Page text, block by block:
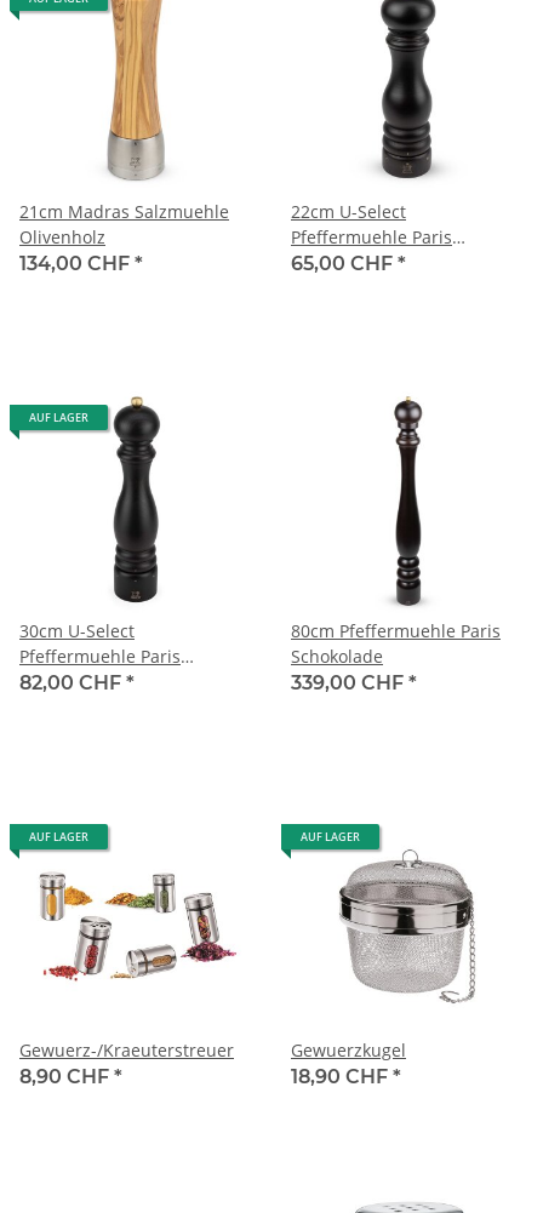
21cm Madras Salzmuehle
Olivenholz
134,00 CHF *
22cm U-Select
Pfeffermuehle Paris
Schokolade
65,00 CHF *
AUF LAGER
30cm U-Select
Pfeffermuehle Paris
Schokolade
82,00 CHF *
80cm Pfeffermuehle Paris
Schokolade
339,00 CHF *
AUF LAGER
Gewuerz-/Kraeuterstreuer
8,90 CHF *
AUF LAGER
Gewuerzkugel
18,90 CHF *